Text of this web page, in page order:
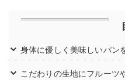
身体に優しく美味しいパン
こだわりの生地にフルーツ